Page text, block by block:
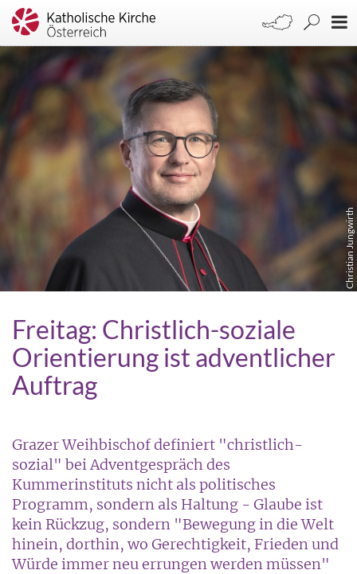
Christian Jungwirth
Freitag: Christlich-soziale
Orientierung ist adventlicher
Auftrag
Grazer Weihbischof definiert "christlich-
sozial" bei Adventgespräch des
Kummerinstituts nicht als politisches
Programm, sondern als Haltung - Glaube ist
kein Rückzug, sondern "Bewegung in die Welt
hinein, dorthin, wo Gerechtigkeit, Frieden und
Würde immer neu errungen werden müssen"